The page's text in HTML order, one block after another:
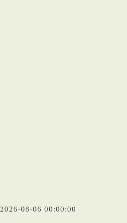
2026-08-06 00:00:00